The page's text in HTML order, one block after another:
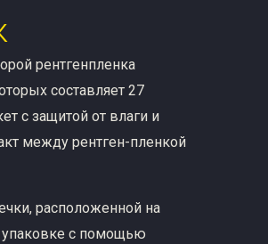
рентгенпленка
составляет 27
с защитой от влаги и
между рентген-пленкой
расположенной на
упаковке с помощью